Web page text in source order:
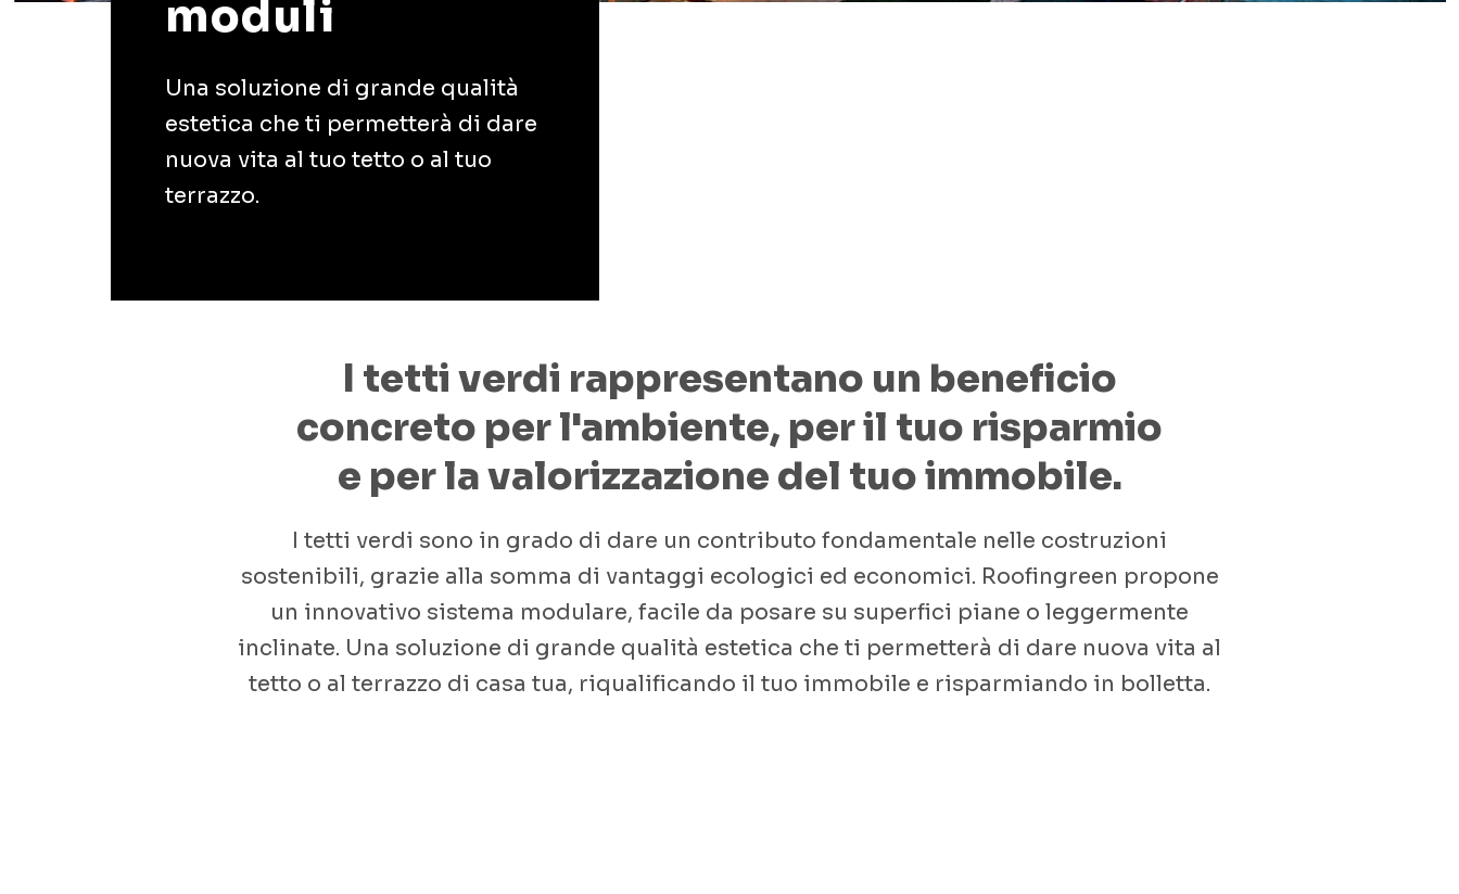
moduli
Una soluzione di grande qualità
estetica che ti permetterà di dare
nuova vita al tuo tetto o al tuo
terrazzo.
I tetti verdi rappresentano un beneficio
concreto per l'ambiente, per il tuo risparmio
e per la valorizzazione del tuo immobile.
I tetti verdi sono in grado di dare un contributo fondamentale nelle costruzioni
sostenibili, grazie alla somma di vantaggi ecologici ed economici. Roofingreen propone
un innovativo sistema modulare, facile da posare su superfici piane o leggermente
inclinate. Una soluzione di grande qualità estetica che ti permetterà di dare nuova vita al
tetto o al terrazzo di casa tua, riqualificando il tuo immobile e risparmiando in bolletta.